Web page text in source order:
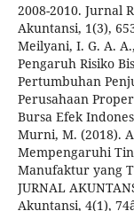
2008-2010. Jurnal
Akuntansi, 1(3),
Meilyani, I. G. A.
Pengaruh Risiko
Pertumbuhan
Perusahaan
Bursa Efek
Murni, M. (2018).
Mempengaruhi
Manufaktur yang
JURNAL
Akuntansi, 4(1),